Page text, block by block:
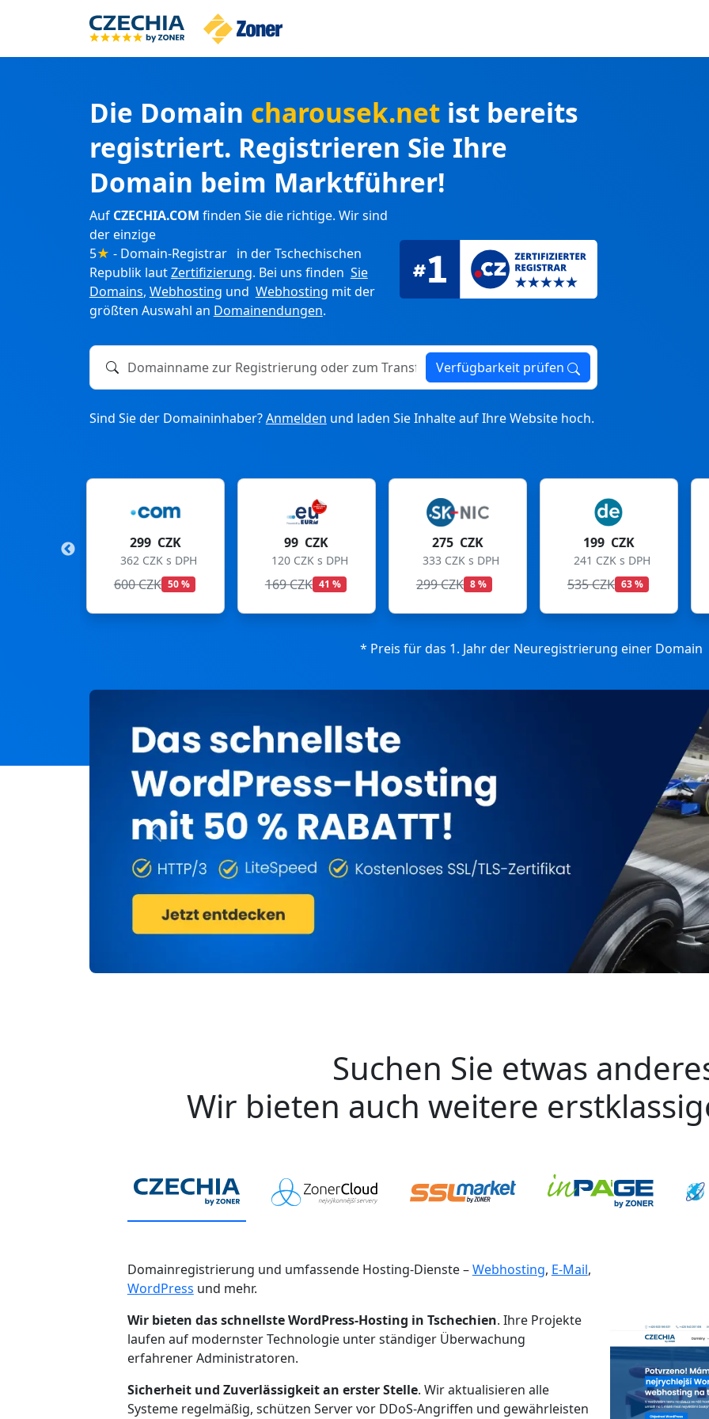
Die Domain charousek.net ist bereits
registriert. Registrieren Sie Ihre
Domain beim Marktführer!
Auf CZECHIA.COM finden Sie die richtige. Wir sind
der einzige
5★ - Domain-Registrar in der Tschechischen
Republik lautZertifizierung. Bei uns finden Sie
Domains, Webhosting und Webhosting mit der
größten Auswahl an Domainendungen.
Domainname zur Registrierung oder zum Transfer Verfügbarkeit prüfen
Sind Sie der Domaininhaber?Anmelden und laden Sie Inhalte auf Ihre Website hoch.
99 CZK
120 CZK s DPH
169 CZK 41 %
275 CZK
333 CZK s DPH
299 CZK 8 %
199 CZK
241 CZK s DPH
535 CZK 63 %
199 CZK
241 CZK s DPH
699 CZK 72 %
* Preis für das 1. Jahr der Neuregistrierung einer Domain
Previous
Suchen Sie etwas
Wir bieten auch weitere
Domainregistrierung und umfassende Hosting-Dienste –Webhosting, E-Mail,
WordPress und mehr.
Wir bieten das schnellste WordPress-Hosting in Tschechien. Ihre Projekte
laufen auf modernster Technologie unter ständiger Überwachung
erfahrener Administratoren.
Sicherheit und Zuverlässigkeit an erster Stelle. Wir aktualisieren alle
Systeme regelmäßig, schützen Server vor DDoS-Angriffen und gewährleisten